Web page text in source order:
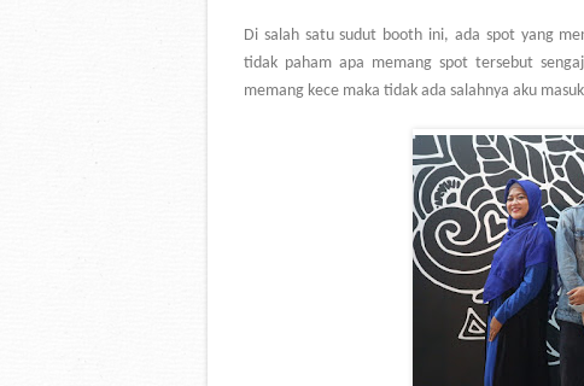
Di salah satu sudut booth ini, ada spot yang
tidak paham apa memang spot tersebut
memang kece maka tidak ada salahnya aku